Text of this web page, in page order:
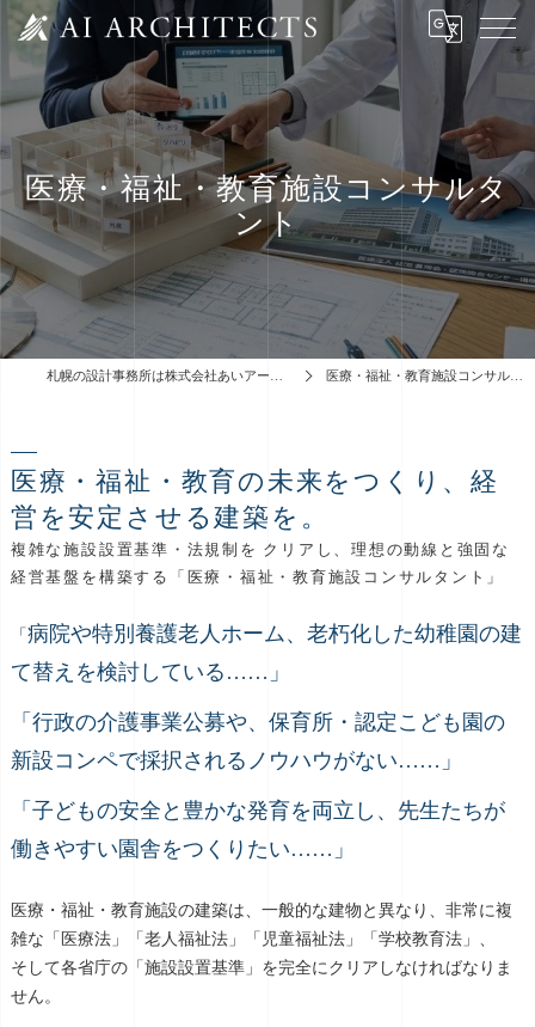
医療・福祉・教育施設コンサルタ
ント
医療・福祉・教育施設コンサルタント
医療・福祉・教育の未来をつくり、経
営を安定させる建築を。
複雑な施設設置基準・法規制を クリアし、理想の動線と強固な
経営基盤を構築する「医療・福祉・教育施設コンサルタント」
「 病院や特別養護老人ホーム、老朽化した幼稚園の建
て替えを検討している……」
「行政の介護事業公募や、保育所・認定こども園の
新設コンペで採択されるノウハウがない……」
「子どもの安全と豊かな発育を両立し、先生たちが
働きやすい園舎をつくりたい……」
医療・福祉・教育施設の建築は、一般的な建物と異なり、非常に複
雑な「医療法」「老人福祉法」「児童福祉法」「学校教育法」、
そして各省庁の「施設設置基準」を完全にクリアしなければなりま
せん。